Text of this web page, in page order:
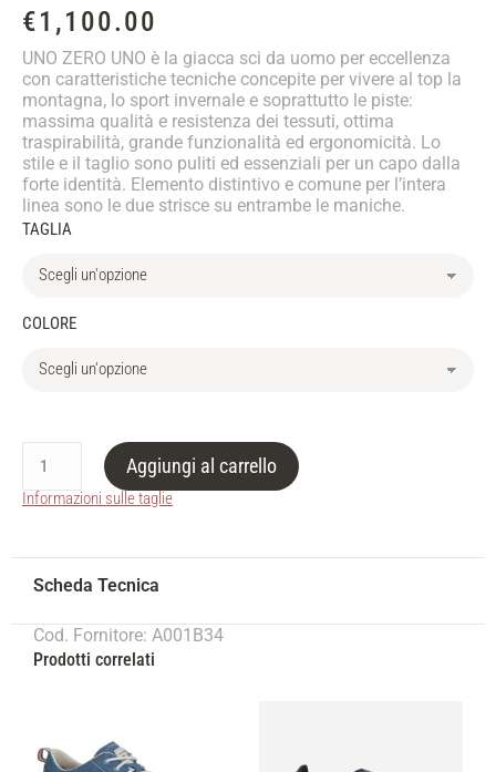
€1,100.00
UNO ZERO UNO è la giacca sci da uomo per eccellenza
con caratteristiche tecniche concepite per vivere al top la
montagna, lo sport invernale e soprattutto le piste:
massima qualità e resistenza dei tessuti, ottima
traspirabilità, grande funzionalità ed ergonomicità. Lo
stile e il taglio sono puliti ed essenziali per un capo dalla
forte identità. Elemento distintivo e comune per l’intera
linea sono le due strisce su entrambe le maniche.
TAGLIA
COLORE
Aggiungi al carrello
Informazioni sulle taglie
Cod. Fornitore: A001B34
Prodotti correlati